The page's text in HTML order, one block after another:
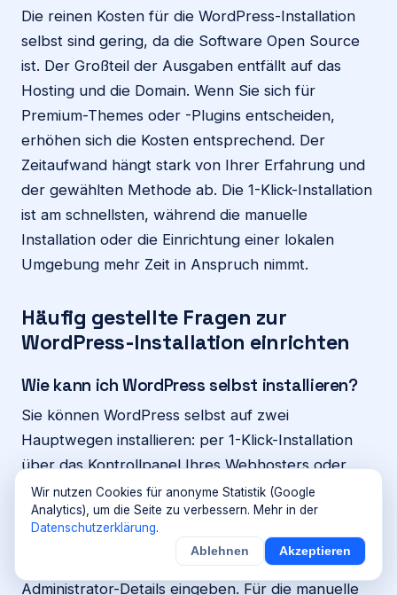
Die reinen Kosten für die WordPress-Installation
selbst sind gering, da die Software Open Source
ist. Der Großteil der Ausgaben entfällt auf das
Hosting und die Domain. Wenn Sie sich für
Premium-Themes oder -Plugins entscheiden,
erhöhen sich die Kosten entsprechend. Der
Zeitaufwand hängt stark von Ihrer Erfahrung und
der gewählten Methode ab. Die 1-Klick-Installation
ist am schnellsten, während die manuelle
Installation oder die Einrichtung einer lokalen
Umgebung mehr Zeit in Anspruch nimmt.
Häufig gestellte Fragen zur
WordPress-Installation einrichten
Wie kann ich WordPress selbst installieren?
Sie können WordPress selbst auf zwei
Hauptwegen installieren: per 1-Klick-Installation
über das Kontrollpanel Ihres Webhosters oder
manuell. Die 1-Klick-Installation ist ideal für
Anfänger, da der Hoster die Datenbankerstellung
und das Hochladen der Dateien automatisiert. Sie
müssen lediglich die Domain auswählen und
Administrator-Details eingeben. Für die manuelle
Wir nutzen Cookies für anonyme Statistik (Google
Analytics), um die Seite zu verbessern. Mehr in der
Datenschutzerklärung.
Ablehnen Akzeptieren